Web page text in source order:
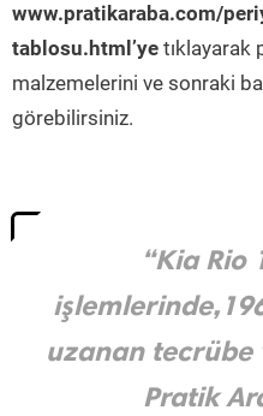
www.pratikaraba.com/
tablosu.html’ye tıklayarak
malzemelerini ve sonraki
görebilirsiniz.
“Kia Rio
uzanan
Pratik